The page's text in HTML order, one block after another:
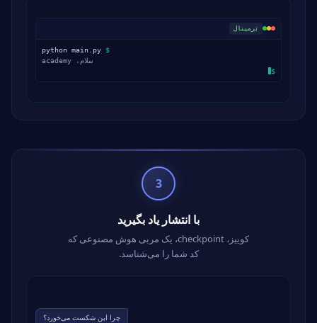
ترمینال
$
سلام، academy
$
3
با انتشار یاد بگیرید
کوییز، checkpoint، یک مربی هوش مصنوعی که
کد شما را می‌شناسد.
چرا این شکست می‌خورد؟